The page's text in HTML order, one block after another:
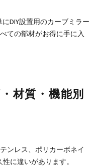
DIY設置用のカーブミラー
ての部材がお得に手に入
材質・機能別
ンレス、ポリカーボネイ
に違いがあります。